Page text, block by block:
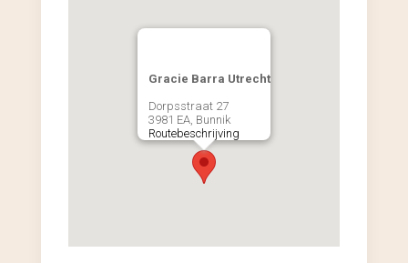
Gracie Barra Utrecht
Dorpsstraat 27
3981 EA, Bunnik
Routebeschrijving